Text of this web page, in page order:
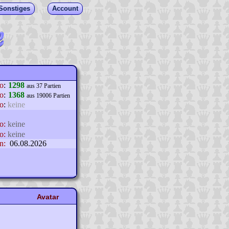
Account
: 1298 aus 37 Partien
: 1368 aus 19006 Partien
: keine
keine
keine
06.08.2026
Avatar